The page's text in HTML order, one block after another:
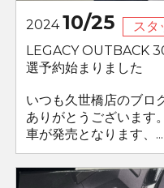
202410/25
スタ
LEGACY OUTBACK
選予約始まりました
いつも久世橋店のブロ
ありがとうございます
車が発売となります、...